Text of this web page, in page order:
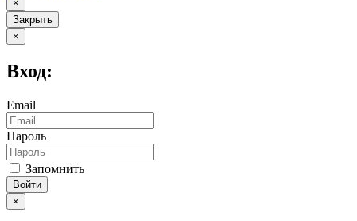
×
Закрыть
×
Вход:
Email
Пароль
Запомнить
Войти
×